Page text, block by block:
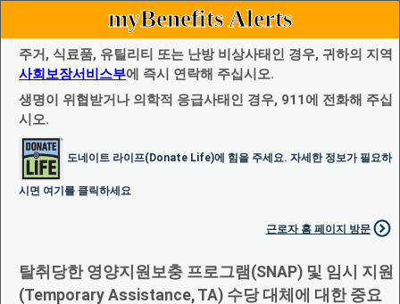
myBenefits Alerts
주거, 식료품, 유틸리티 또는 난방 비상사태인 경우, 귀하의 지역
사회보장서비스부에 즉시 연락해 주십시오.
생명이 위협받거나 의학적 응급사태인 경우, 911에 전화해 주십
시오.
도네이트 라이프(Donate Life)에 힘을 주세요. 자세한 정보가 필요하
시면 여기를 클릭하세요
근로자 홈 페이지 방문
탈취당한 영양지원보충 프로그램(SNAP) 및 임시 지원
(Temporary Assistance, TA) 수당 대체에 대한 중요